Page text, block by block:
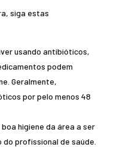
siga estas
usando antibióticos,
podem
Geralmente,
por pelo menos 48
boa higiene da área a ser
profissional de saúde.